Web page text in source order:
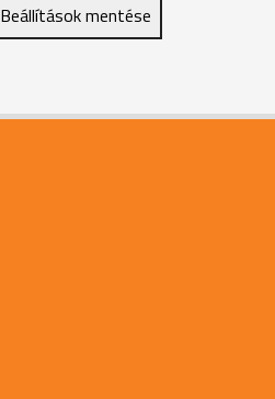
Beállítások mentése